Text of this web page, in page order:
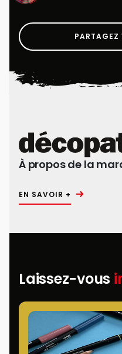
PARTAGEZ
À propos de la
EN SAVOIR +
Laissez-vous